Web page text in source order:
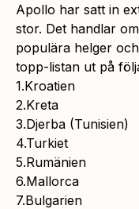
Apollo har satt in
stor. Det handlar
populära helger
topp-listan ut på
1.Kroatien
2.Kreta
3.Djerba (Tunisien)
4.Turkiet
5.Rumänien
6.Mallorca
7.Bulgarien